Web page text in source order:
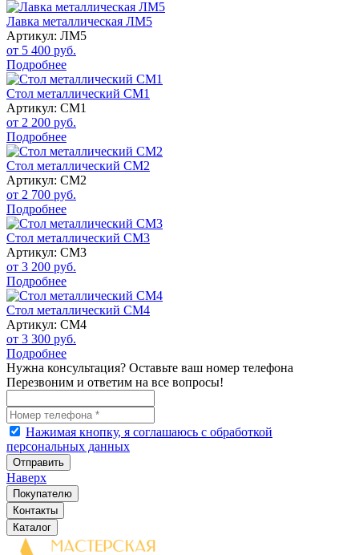
Лавка металлическая ЛМ5
Артикул: ЛМ5
от 5 400 руб.
Подробнее
Стол металлический СМ1
Артикул: СМ1
от 2 200 руб.
Подробнее
Стол металлический СМ2
Артикул: СМ2
от 2 700 руб.
Подробнее
Стол металлический СМ3
Артикул: СМ3
от 3 200 руб.
Подробнее
Стол металлический СМ4
Артикул: СМ4
от 3 300 руб.
Подробнее
Нужна консультация? Оставьте ваш номер телефона
Перезвоним и ответим на все вопросы!
Нажимая кнопку, я соглашаюсь с обработкой
персональных данных
Отправить
Наверх
Покупателю
Контакты
Каталог